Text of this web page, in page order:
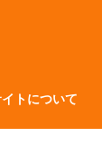
トについて